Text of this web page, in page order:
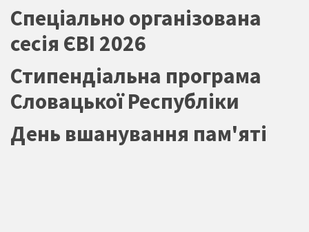
Спеціально організована
сесія ЄВІ 2026
Стипендіальна програма
Словацької Республіки
День вшанування пам'яті